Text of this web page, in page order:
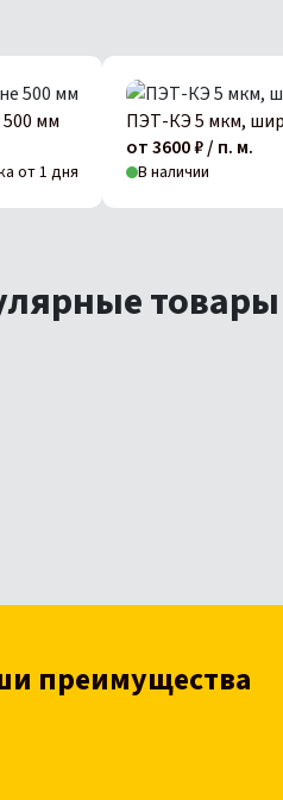
мм
от 1 дня
ПЭТ-КЭ 5 мкм,
от 3600 ₽ / п. м.
В наличии
товары
преимущества